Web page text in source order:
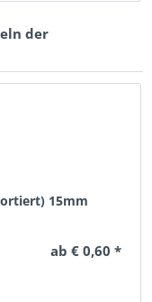
der
15mm
ab € 0,60 *